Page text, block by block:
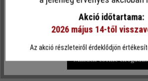
Felületi struktúra:
struktúrált
funkcionalitást kínálja Önnek...
Csak
Minden cookie
Akció időtartama:
2026 május 14-től
Az akció részleteiről érdeklődjön